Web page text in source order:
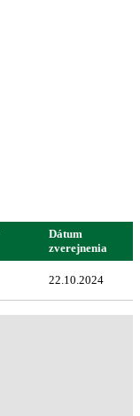
Dátum
zverejnenia
22.10.2024